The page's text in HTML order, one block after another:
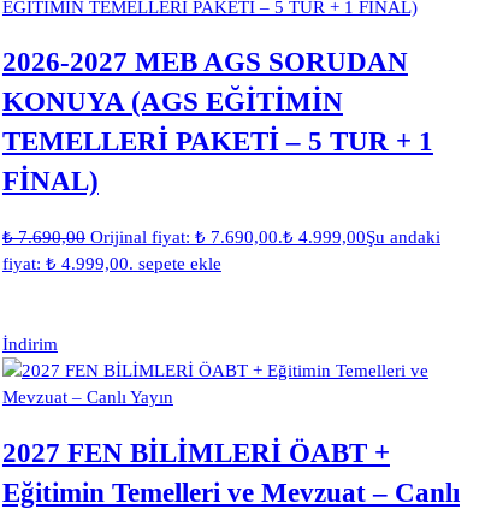
2026-2027 MEB AGS SORUDAN
KONUYA (AGS EĞİTİMİN
TEMELLERİ PAKETİ – 5 TUR + 1
FİNAL)
₺7.690,00 Orijinal fiyat: ₺ 7.690,00.₺ 4.999,00Şu andaki
fiyat: ₺ 4.999,00. sepete ekle
İndirim
2027 FEN BİLİMLERİ ÖABT +
Eğitimin Temelleri ve Mevzuat – Canlı